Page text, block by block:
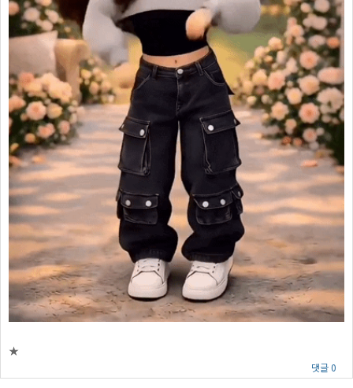
★
댓글 0